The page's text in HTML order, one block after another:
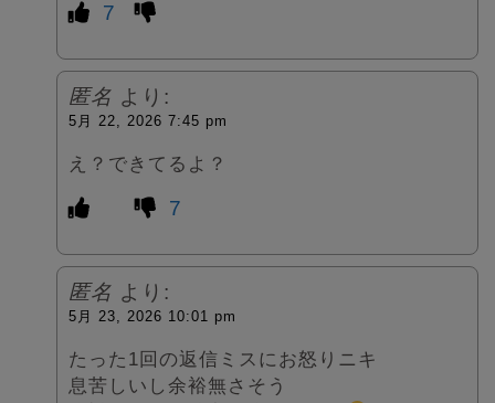
7
匿名 より:
5月 22, 2026 7:45 pm
え？できてるよ？
7
匿名 より:
5月 23, 2026 10:01 pm
たった1回の返信ミスにお怒りニキ
息苦しいし余裕無さそう